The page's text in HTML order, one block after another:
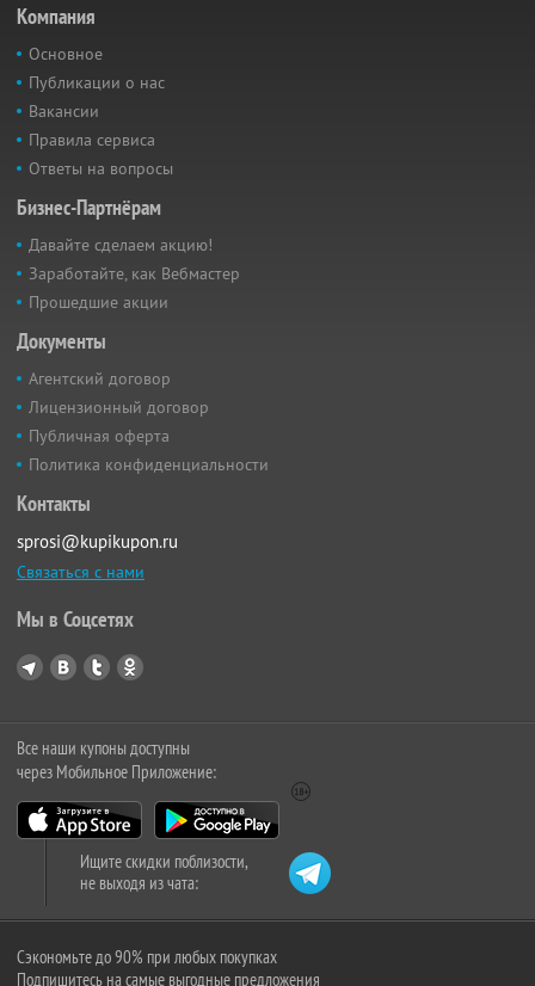
Компания
Основное
Публикации о нас
Вакансии
Правила сервиса
Ответы на вопросы
Бизнес-Партнёрам
Давайте сделаем акцию!
Заработайте, как Вебмастер
Прошедшие акции
Документы
Агентский договор
Лицензионный договор
Публичная оферта
Политика конфиденциальности
Контакты
sprosi@kupikupon.ru
Связаться с нами
Мы в Соцсетях
Все наши купоны доступны
через Мобильное Приложение:
Ищите скидки поблизости,
не выходя из чата:
Сэкономьте до 90% при любых покупках
Подпишитесь на самые выгодные предложения